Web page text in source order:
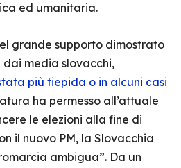
ed umanitaria.
grande supporto dimostrato
media slovacchi,
più tiepida o in alcuni casi
ha permesso all’attuale
le elezioni alla fine di
il nuovo PM, la Slovacchia
ambigua”. Da un